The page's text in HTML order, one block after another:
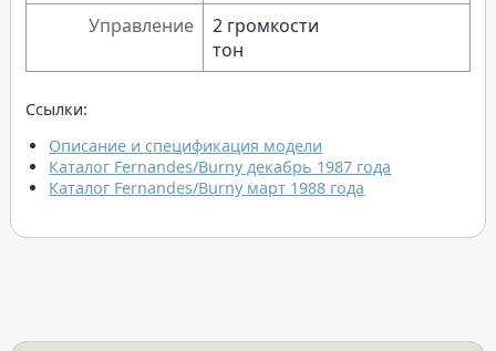
Управление
2 громкости
тон
Ссылки:
Описание и спецификация модели
Каталог Fernandes/Burny декабрь 1987 года
Каталог Fernandes/Burny март 1988 года